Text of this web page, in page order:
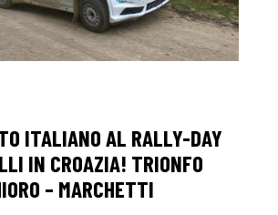
ITALIANO AL RALLY-DAY
IN CROAZIA! TRIONFO
– MARCHETTI